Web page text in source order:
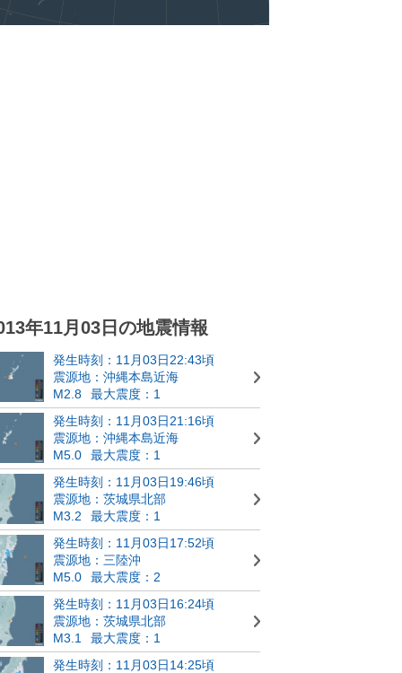
年11月03日の地震情報
発生時刻：11月03日22:43頃
震源地：沖縄本島近海
M2.8
最大震度：1
発生時刻：11月03日21:16頃
震源地：沖縄本島近海
M5.0
最大震度：1
発生時刻：11月03日19:46頃
震源地：茨城県北部
M3.2
最大震度：1
発生時刻：11月03日17:52頃
震源地：三陸沖
M5.0
最大震度：2
発生時刻：11月03日16:24頃
震源地：茨城県北部
M3.1
最大震度：1
発生時刻：11月03日14:25頃